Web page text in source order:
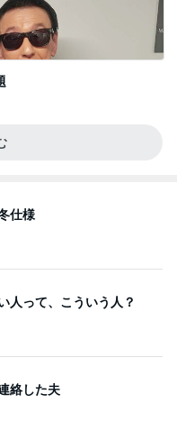
仕様
って、こういう人？
絡した夫